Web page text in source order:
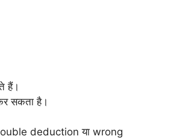
हैं।
सकता है।
deduction या wrong